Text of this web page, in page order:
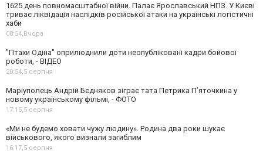
1625 день повномасштабної війни. Палає Ярославський НПЗ. У Києві
триває ліквідація наслідків російської атаки на українські логістичні
хаби
08:54, Вчора
"Птахи Одіна" оприлюднили доти неопубліковані кадри бойової
роботи, - ВІДЕО
20:54, 5 серпня
Маріуполець Андрій Бєдняков зіграє тата Петрика П’яточкина у
новому українському фільмі, - ФОТО
17:15, 5 серпня
«Ми не будемо ховати чужу людину». Родина два роки шукає
військового, якого визнали загиблим
16:17, 5 серпня